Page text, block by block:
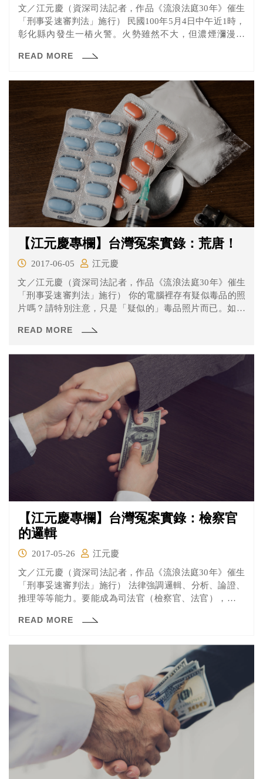
文／江元慶（資深司法記者，作品《流浪法庭30年》催生
「刑事妥速審判法」施行） 民國100年5月4日中午近1時，
彰化縣內發生一樁火警。火勢雖然不大，但濃煙瀰漫嗆
READ MORE
【江元慶專欄】台灣冤案實錄：荒唐！
2017-06-05
江元慶
文／江元慶（資深司法記者，作品《流浪法庭30年》催生
「刑事妥速審判法」施行） 你的電腦裡存有疑似毒品的照
片嗎？請特別注意，只是「疑似的」毒品照片而已。如果
READ MORE
【江元慶專欄】台灣冤案實錄：檢察官
的邏輯
2017-05-26
江元慶
文／江元慶（資深司法記者，作品《流浪法庭30年》催生
「刑事妥速審判法」施行） 法律強調邏輯、分析、論證、
推理等等能力。要能成為司法官（檢察官、法官），具備
READ MORE